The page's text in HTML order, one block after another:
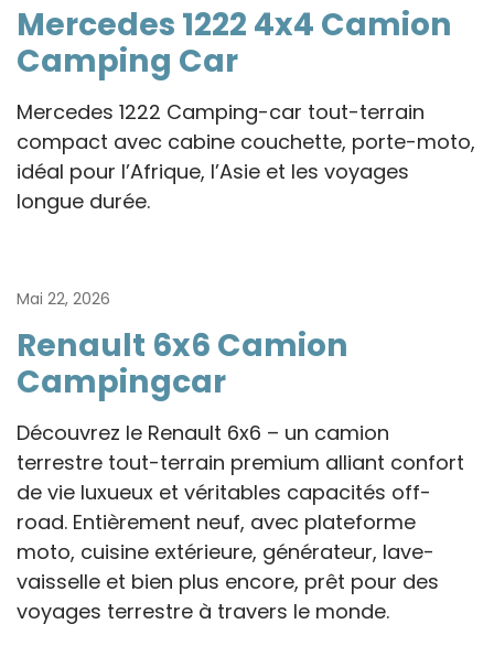
Mercedes 1222 4x4 Camion
Camping Car
Mercedes 1222 Camping-car tout-terrain
compact avec cabine couchette, porte-moto,
idéal pour l’Afrique, l’Asie et les voyages
longue durée.
Mai 22, 2026
Renault 6x6 Camion
Campingcar
Découvrez le Renault 6x6 – un camion
terrestre tout-terrain premium alliant confort
de vie luxueux et véritables capacités off-
road. Entièrement neuf, avec plateforme
moto, cuisine extérieure, générateur, lave-
vaisselle et bien plus encore, prêt pour des
voyages terrestre à travers le monde.